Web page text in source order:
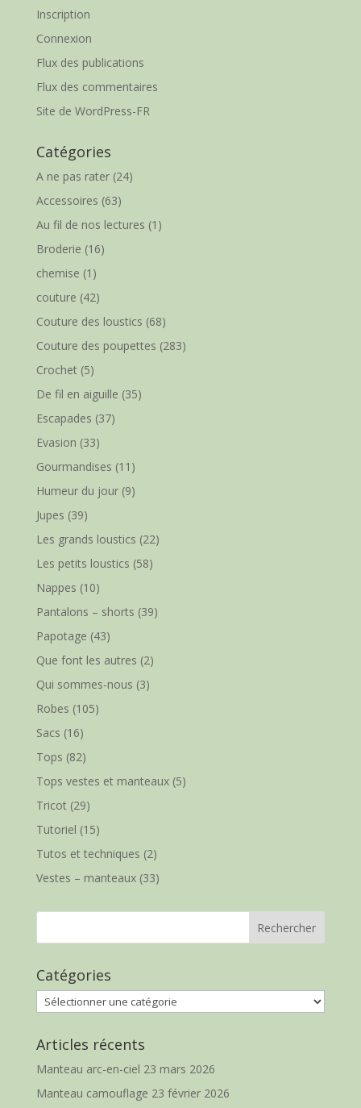
Inscription
Connexion
Flux des publications
Flux des commentaires
Site de WordPress-FR
Catégories
A ne pas rater(24)
Accessoires (63)
Au fil de nos lectures (1)
Broderie (16)
chemise (1)
couture (42)
Couture des loustics (68)
Couture des poupettes (283)
Crochet(5)
De fil en aiguille (35)
Escapades (37)
Evasion (33)
Gourmandises (11)
Humeur du jour(9)
Jupes (39)
Les grands loustics (22)
Les petits loustics (58)
Nappes (10)
Pantalons – shorts (39)
Papotage (43)
Que font les autres (2)
Qui sommes-nous (3)
Robes (105)
Sacs (16)
Tops (82)
Tops vestes et manteaux(5)
Tricot(29)
Tutoriel (15)
Tutos et techniques (2)
Vestes – manteaux(33)
Catégories
Catégories
Articles récents
Manteau arc-en-ciel 23 mars 2026
Manteau camouflage 23 février 2026